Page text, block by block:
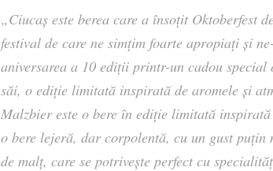
„Ciucaș este berea care a însoțit Oktoberfest
festival de care ne simțim foarte apropiați și
aniversarea a 10 ediții printr-un cadou
săi, o ediție limitată inspirată de aromele și
Malzbier este o bere în ediție limitată
o bere lejeră, dar corpolentă, cu un gust
de malț, care se potrivește perfect cu